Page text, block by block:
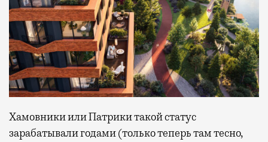
Хамовники или Патрики такой статус
зарабатывали годами (только теперь там тесно,